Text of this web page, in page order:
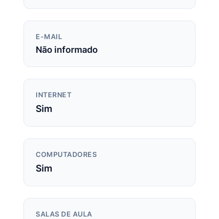
E-MAIL
Não informado
INTERNET
Sim
COMPUTADORES
Sim
SALAS DE AULA